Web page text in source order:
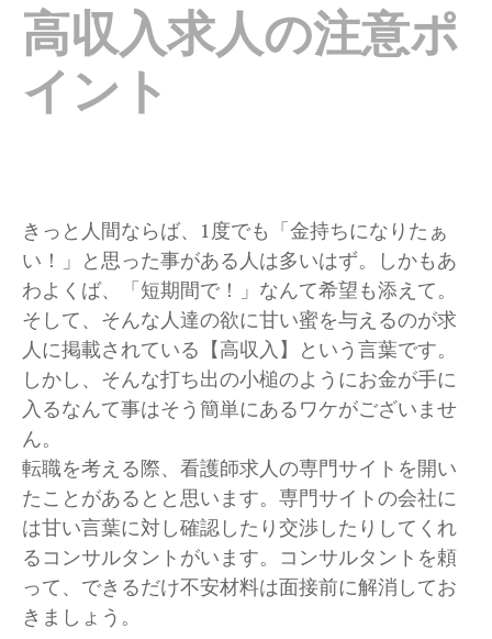
高収入求人の注意ポ
イント
きっと人間ならば、1度でも「金持ちになりたぁ
い！」と思った事がある人は多いはず。しかもあ
わよくば、「短期間で！」なんて希望も添えて。
そして、そんな人達の欲に甘い蜜を与えるのが求
人に掲載されている【高収入】という言葉です。
しかし、そんな打ち出の小槌のようにお金が手に
入るなんて事はそう簡単にあるワケがございませ
ん。
転職を考える際、看護師求人の専門サイトを開い
たことがあるとと思います。専門サイトの会社に
は甘い言葉に対し確認したり交渉したりしてくれ
るコンサルタントがいます。コンサルタントを頼
って、できるだけ不安材料は面接前に解消してお
きましょう。